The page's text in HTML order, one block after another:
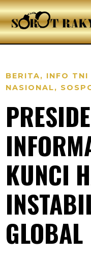
BERITA, INFO TNI
NASIONAL,
KUNCI
GLOBAL